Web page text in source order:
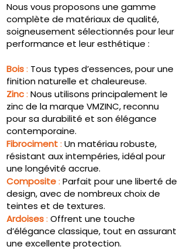
Nous vous proposons une gamme
complète de matériaux de qualité,
soigneusement sélectionnés pour leur
performance et leur esthétique :
Bois: Tous types d’essences, pour une
finition naturelle et chaleureuse.
Zinc: Nous utilisons principalement le
zinc de la marque VMZINC, reconnu
pour sa durabilité et son élégance
contemporaine.
Fibrociment: Un matériau robuste,
résistant aux intempéries, idéal pour
une longévité accrue.
Composite: Parfait pour une liberté de
design, avec de nombreux choix de
teintes et de textures.
Ardoises: Offrent une touche
d’élégance classique, tout en assurant
une excellente protection.